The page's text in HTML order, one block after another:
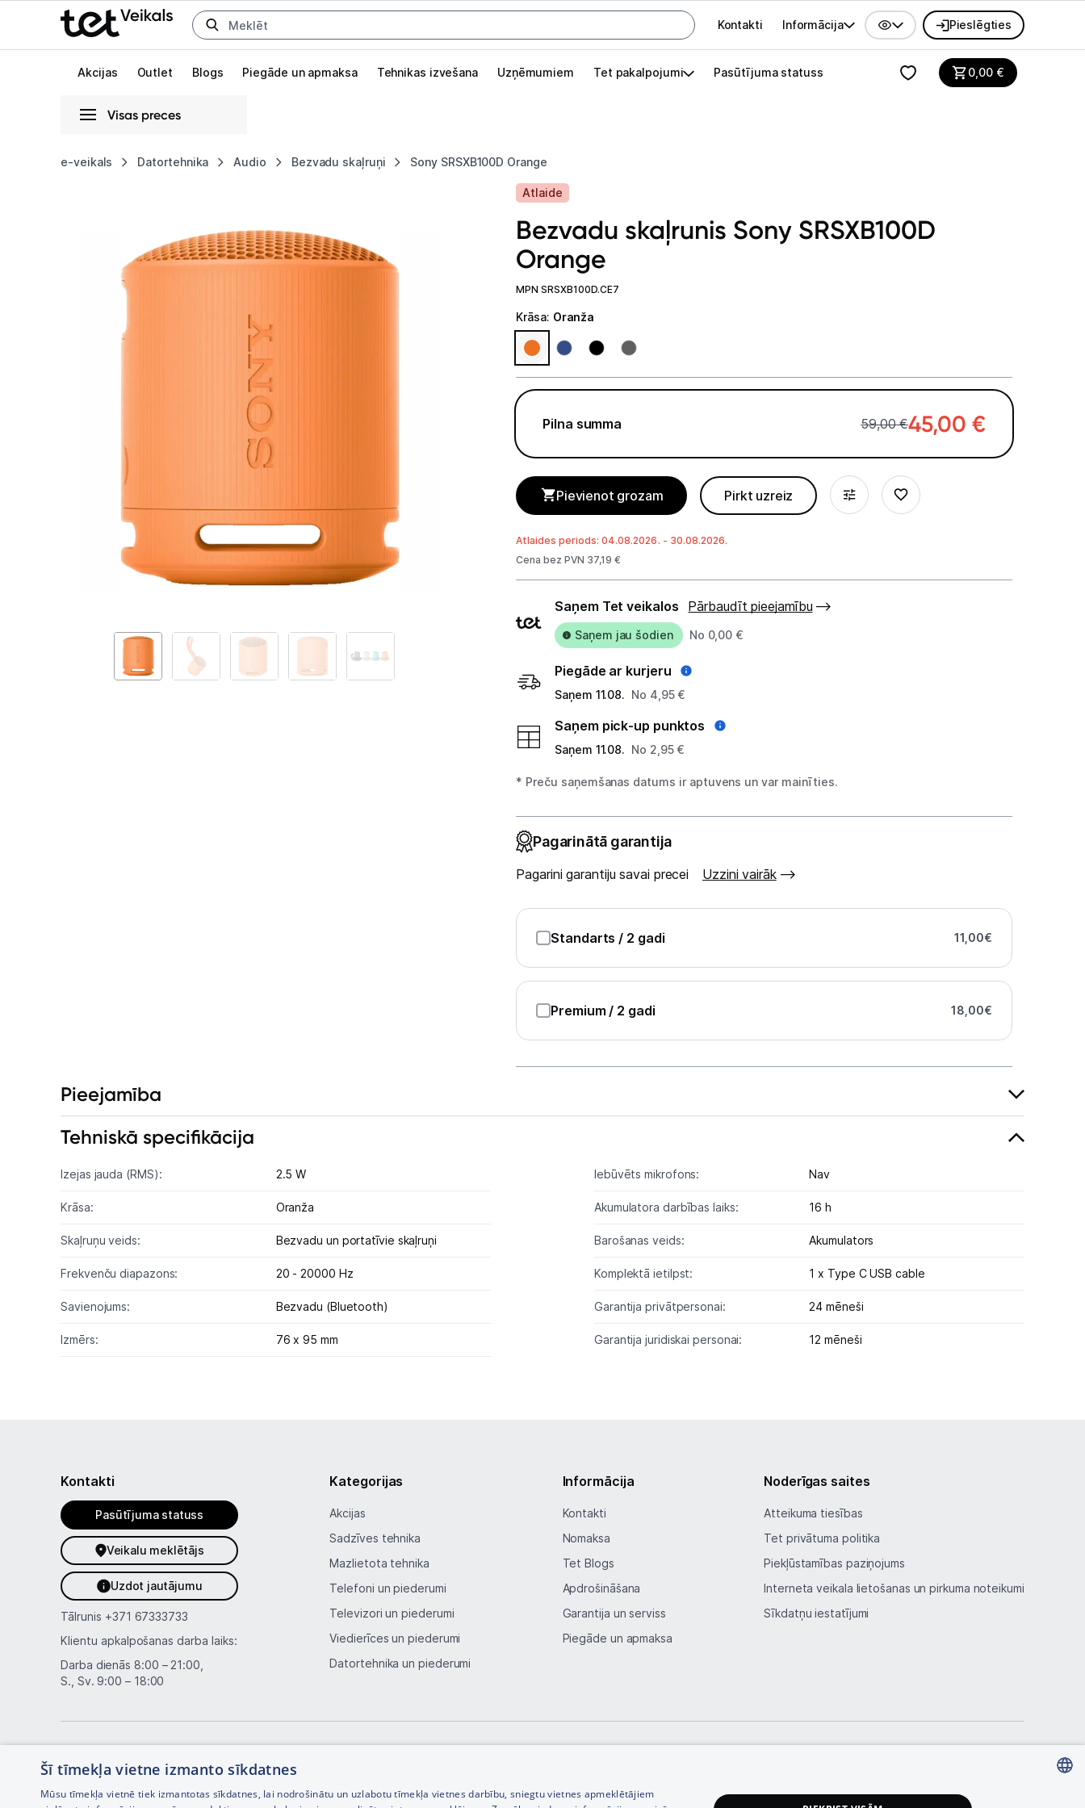
Uz kategorijam Uz galveno saturu
Galvenes izvēlne
Kontakti Informācija Pieslēgties
Akcijas Outlet Blogs Piegāde un apmaksa Tehnikas izvešana Uzņēmumiem Tet pakalpojumi Pasūtījuma statuss 0,00€
Visas preces
e-veikals Datortehnika Audio Bezvadu skaļruņi Sony SRSXB100D Orange
Pieslēgties
Izvēlies kāroto ierīci izdevīgāk!
Televizori un piederumi
Tet Virszemes televīzija
Akustiskās sistēmas
Studijas skaņas aprīkojums
GAMING pasaule >
Spēļu konsoles un piederumi
Stacionārie un bezvadu telefoni
Sadzīves tehnika
Skaistumkopšana
Vēlmju saraksts
Globāls iestatījums animāciju aktivizēšanai vai deaktivizēšanai visā lapā.
SRSXB100D
Orange
Atlaide
Bezvadu skaļrunis Sony SRSXB100D
Orange
MPN SRSXB100D.CE7
Krāsa: Oranža
Pilna summa 59,00 €45,00 €
Pievienot grozam Pirkt uzreiz
Atlaides periods: 04.08.2026. - 30.08.2026.
Cena bez PVN 37,19 €
Piegādes
veidi
Saņem Tet veikalos Pārbaudīt pieejamību
Saņem jau šodien No 0,00 €
Piegāde ar kurjeru
Saņem 11.08. No 4,95 €
Saņem pick-up punktos
Saņem 11.08. No 2,95 €
* Preču saņemšanas datums ir aptuvens un var mainīties.
Pagarinātā garantija
Pagarini garantiju savai precei Uzzini vairāk
Standarts / 2 gadi 11,00€
Premium / 2 gadi 18,00€
Pieejamība
Tehniskā specifikācija
Izejas jauda (RMS): 2.5 W
Krāsa: Oranža
Skaļruņu veids: Bezvadu un portatīvie skaļruņi
Frekvenču diapazons: 20 - 20000 Hz
Savienojums: Bezvadu (Bluetooth)
Izmērs: 76 x 95 mm
Iebūvēts mikrofons: Nav
Akumulatora darbības laiks: 16 h
Barošanas veids: Akumulators
Komplektā ietilpst: 1 x Type C USB cable
Garantija privātpersonai: 24 mēneši
Garantija juridiskai personai: 12 mēneši
Kontakti
Pasūtījuma statuss
Veikalu meklētājs
Uzdot jautājumu
Tālrunis +371 67333733
Klientu apkalpošanas darba laiks:
Darba dienās 8:00 – 21:00,
S., Sv. 9:00 – 18:00
Kategorijas
Akcijas
Sadzīves tehnika
Mazlietota tehnika
Telefoni un piederumi
Televizori un piederumi
Viedierīces un piederumi
Datortehnika un piederumi
Informācija
Kontakti
Nomaksa
Tet Blogs
Apdrošināšana
Garantija un serviss
Piegāde un apmaksa
Noderīgas saites
Atteikuma tiesības
Tet privātuma politika
Piekļūstamības paziņojums
Interneta veikala lietošanas un pirkuma noteikumi
Sīkdatņu iestatījumi
Šī tīmekļa vietne izmanto sīkdatnes
Mūsu tīmekļa vietnē tiek izmantotas sīkdatnes, lai nodrošinātu un uzlabotu tīmekļa vietnes darbību, sniegtu vietnes apmeklētājiem